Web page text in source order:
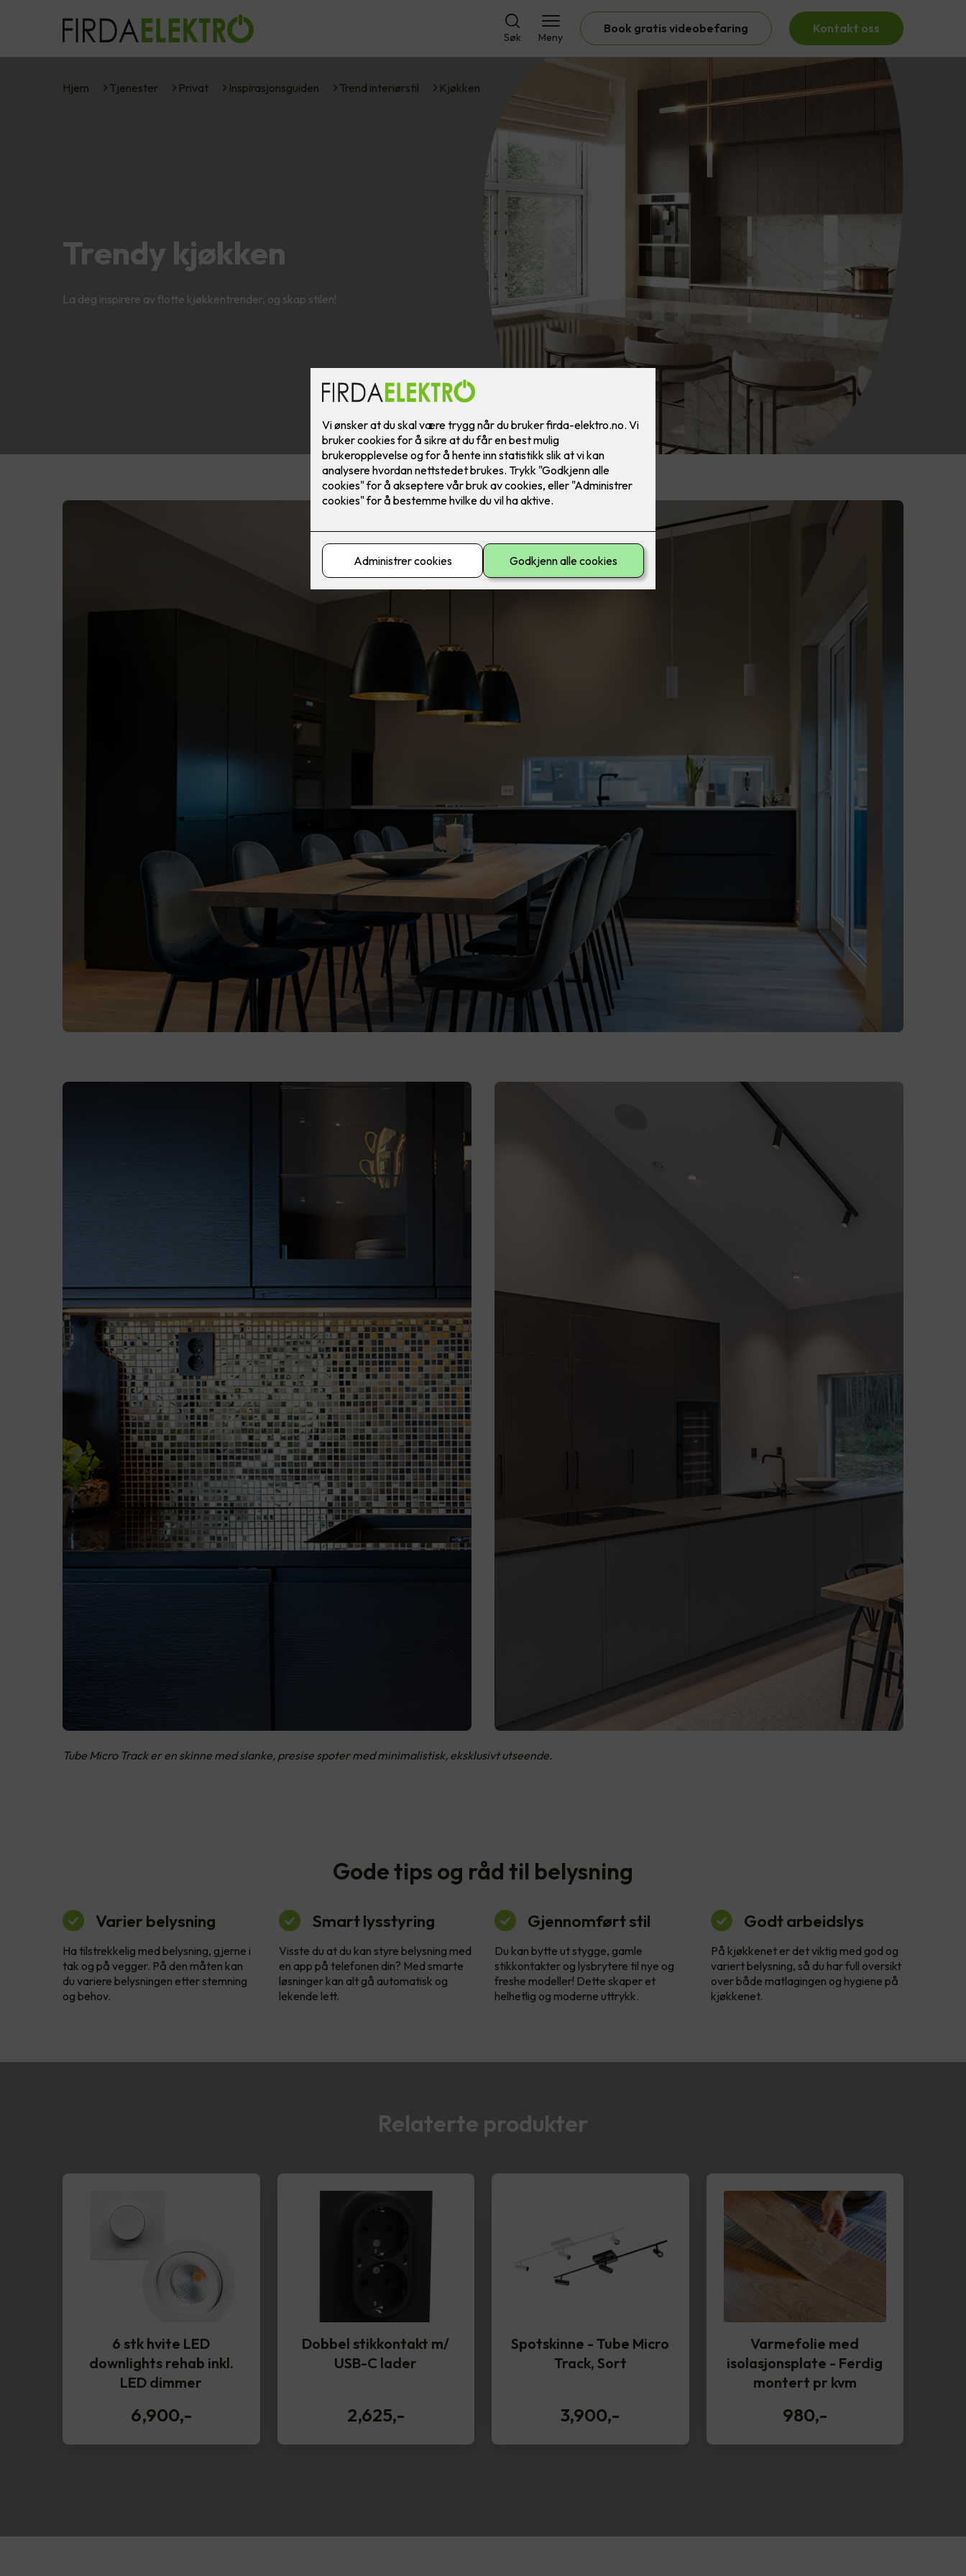
Søk Meny
Book gratis videobefaring Kontakt oss
Hjem Tjenester Privat Inspirasjonsguiden Trend interiørstil Kjøkken
Trendy kjøkken
La deg inspirere av flotte kjøkkentrender, og skap stilen!
Tube Micro Track er en skinne med slanke, presise spoter med minimalistisk, eksklusivt utseende.
Gode tips og råd til belysning
Varier belysning
Ha tilstrekkelig med belysning, gjerne i
tak og på vegger. På den måten kan
du variere belysningen etter stemning
og behov.
Smart lysstyring
Visste du at du kan styre belysning med
en app på telefonen din? Med smarte
løsninger kan alt gå automatisk og
lekende lett.
Gjennomført stil
Du kan bytte ut stygge, gamle
stikkontakter og lysbrytere til nye og
freshe modeller! Dette skaper et
helhetlig og moderne uttrykk.
Godt arbeidslys
På kjøkkenet er det viktig med god og
variert belysning, så du har full oversikt
over både matlagingen og hygiene på
kjøkkenet.
Relaterte produkter
6 stk hvite LED
downlights rehab inkl.
LED dimmer
6,900,-
Dobbel stikkontakt m/
USB-C lader
2,625,-
Spotskinne - Tube Micro
Track, Sort
3,900,-
Varmefolie med
isolasjonsplate - Ferdig
montert pr kvm
980,-